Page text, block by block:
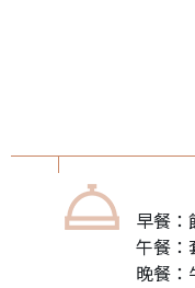
早餐：
午餐：
晚餐：